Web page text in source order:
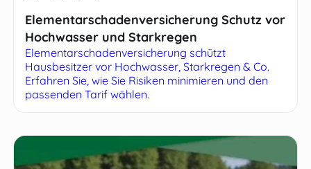
Elementarschadenversicherung Schutz vor
Hochwasser und Starkregen
Elementarschadenversicherung schützt
Hausbesitzer vor Hochwasser, Starkregen & Co.
Erfahren Sie, wie Sie Risiken minimieren und den
passenden Tarif wählen.